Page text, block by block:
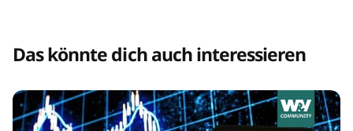
Das könnte dich auch interessieren